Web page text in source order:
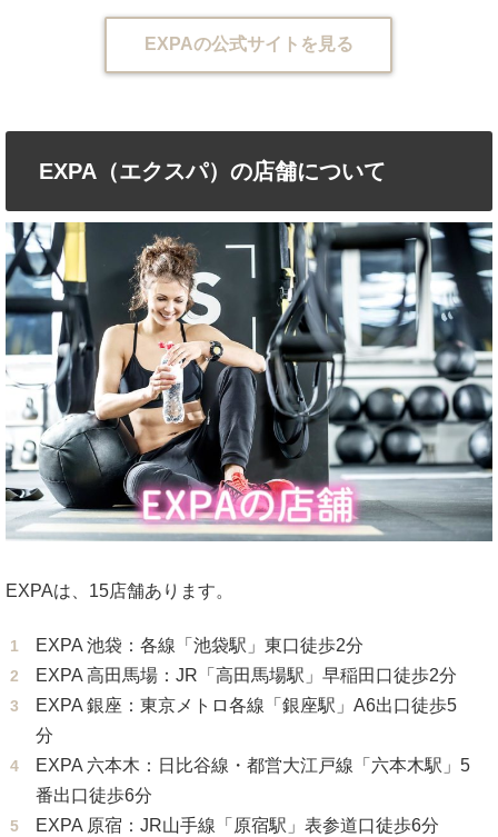
EXPAの公式サイトを見る
EXPA（エクスパ）の店舗について
EXPAは、15店舗あります。
EXPA 池袋：各線「池袋駅」東口徒歩2分
EXPA 高田馬場：JR「高田馬場駅」早稲田口徒歩2分
EXPA 銀座：東京メトロ各線「銀座駅」A6出口徒歩5
分
EXPA 六本木：日比谷線・都営大江戸線「六本木駅」5
番出口徒歩6分
EXPA 原宿：JR山手線「原宿駅」表参道口徒歩6分